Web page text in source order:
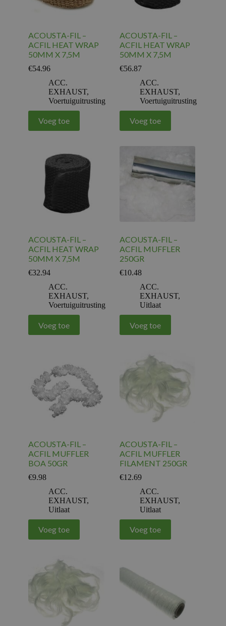
ACOUSTA-FIL –
ACFIL HEAT WRAP
50MM X 7,5M
€54.96
ACC.
EXHAUST,
Voertuiguitrusting
Voeg toe
ACOUSTA-FIL –
ACFIL HEAT WRAP
50MM X 7,5M
€56.87
ACC.
EXHAUST,
Voertuiguitrusting
Voeg toe
ACOUSTA-FIL –
ACFIL HEAT WRAP
50MM X 7,5M
€32.94
ACC.
EXHAUST,
Voertuiguitrusting
Voeg toe
ACOUSTA-FIL –
ACFIL MUFFLER
250GR
€10.48
ACC.
EXHAUST,
Uitlaat
Voeg toe
ACOUSTA-FIL –
ACFIL MUFFLER
BOA 50GR
€9.98
ACC.
EXHAUST,
Uitlaat
Voeg toe
ACOUSTA-FIL –
ACFIL MUFFLER
FILAMENT 250GR
€12.69
ACC.
EXHAUST,
Uitlaat
Voeg toe